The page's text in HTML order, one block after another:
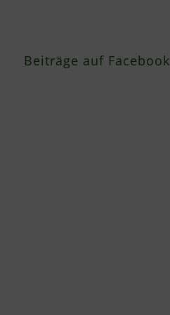
Beiträge auf Facebook